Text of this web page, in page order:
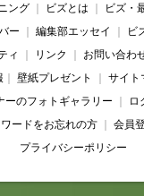
ング｜ ビズとは ビズ・
ー
編集部エッセイ
ビ
ィ リンク お問い合わ
壁紙プレゼント サイト
ーのフォトギャラリー
ロ
ードをお忘れの方
会員
プライバシーポリシー